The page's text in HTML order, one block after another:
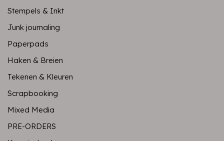
Stempels & Inkt
Junk journaling
Paperpads
Haken & Breien
Tekenen & Kleuren
Scrapbooking
Mixed Media
PRE-ORDERS